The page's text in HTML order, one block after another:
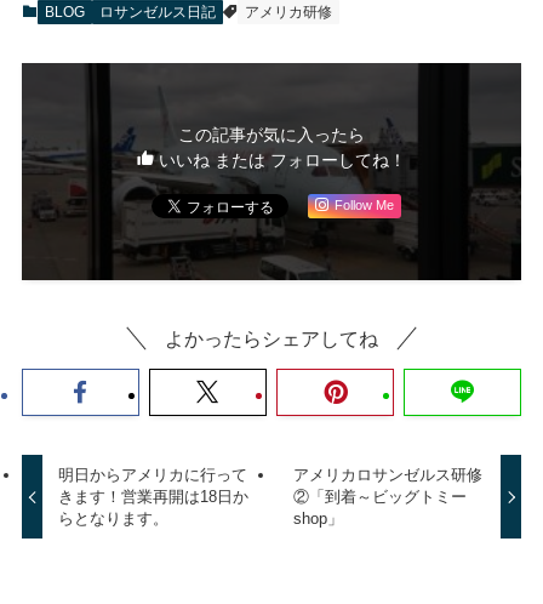
BLOG ロサンゼルス日記 アメリカ研修
この記事が気に入ったら
いいね または フォローしてね！
Follow Me
よかったらシェアしてね
明日からアメリカに行って
きます！営業再開は18日か
らとなります。
アメリカロサンゼルス研修
②「到着～ビッグトミー
shop」